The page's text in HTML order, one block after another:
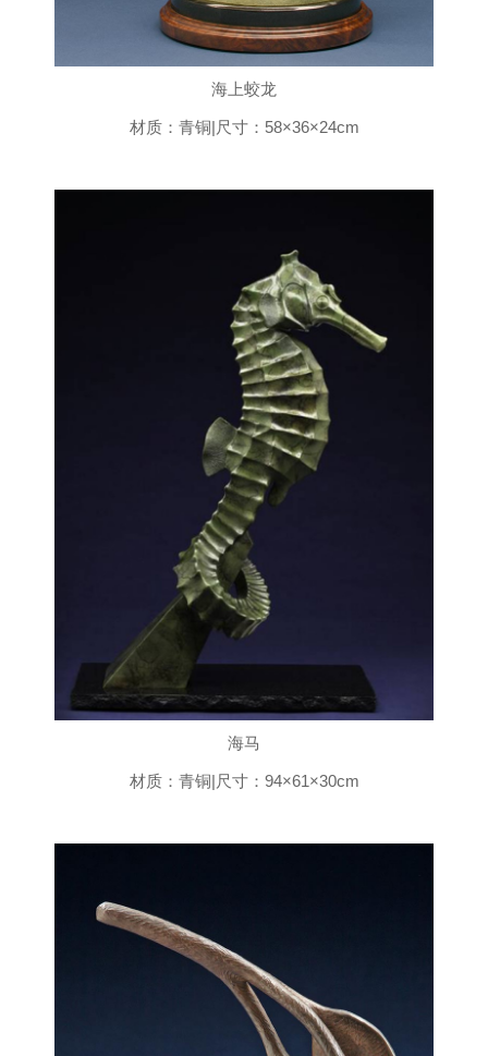
海上蛟龙
材质：青铜|尺寸：58×36×24cm
海马
材质：青铜|尺寸：94×61×30cm